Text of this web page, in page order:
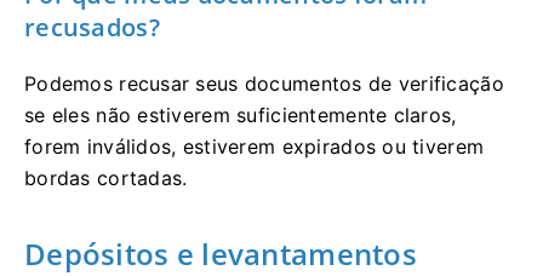
recusados?
Podemos recusar seus documentos de verificação
se eles não estiverem suficientemente claros,
forem inválidos, estiverem expirados ou tiverem
bordas cortadas.
Depósitos e levantamentos